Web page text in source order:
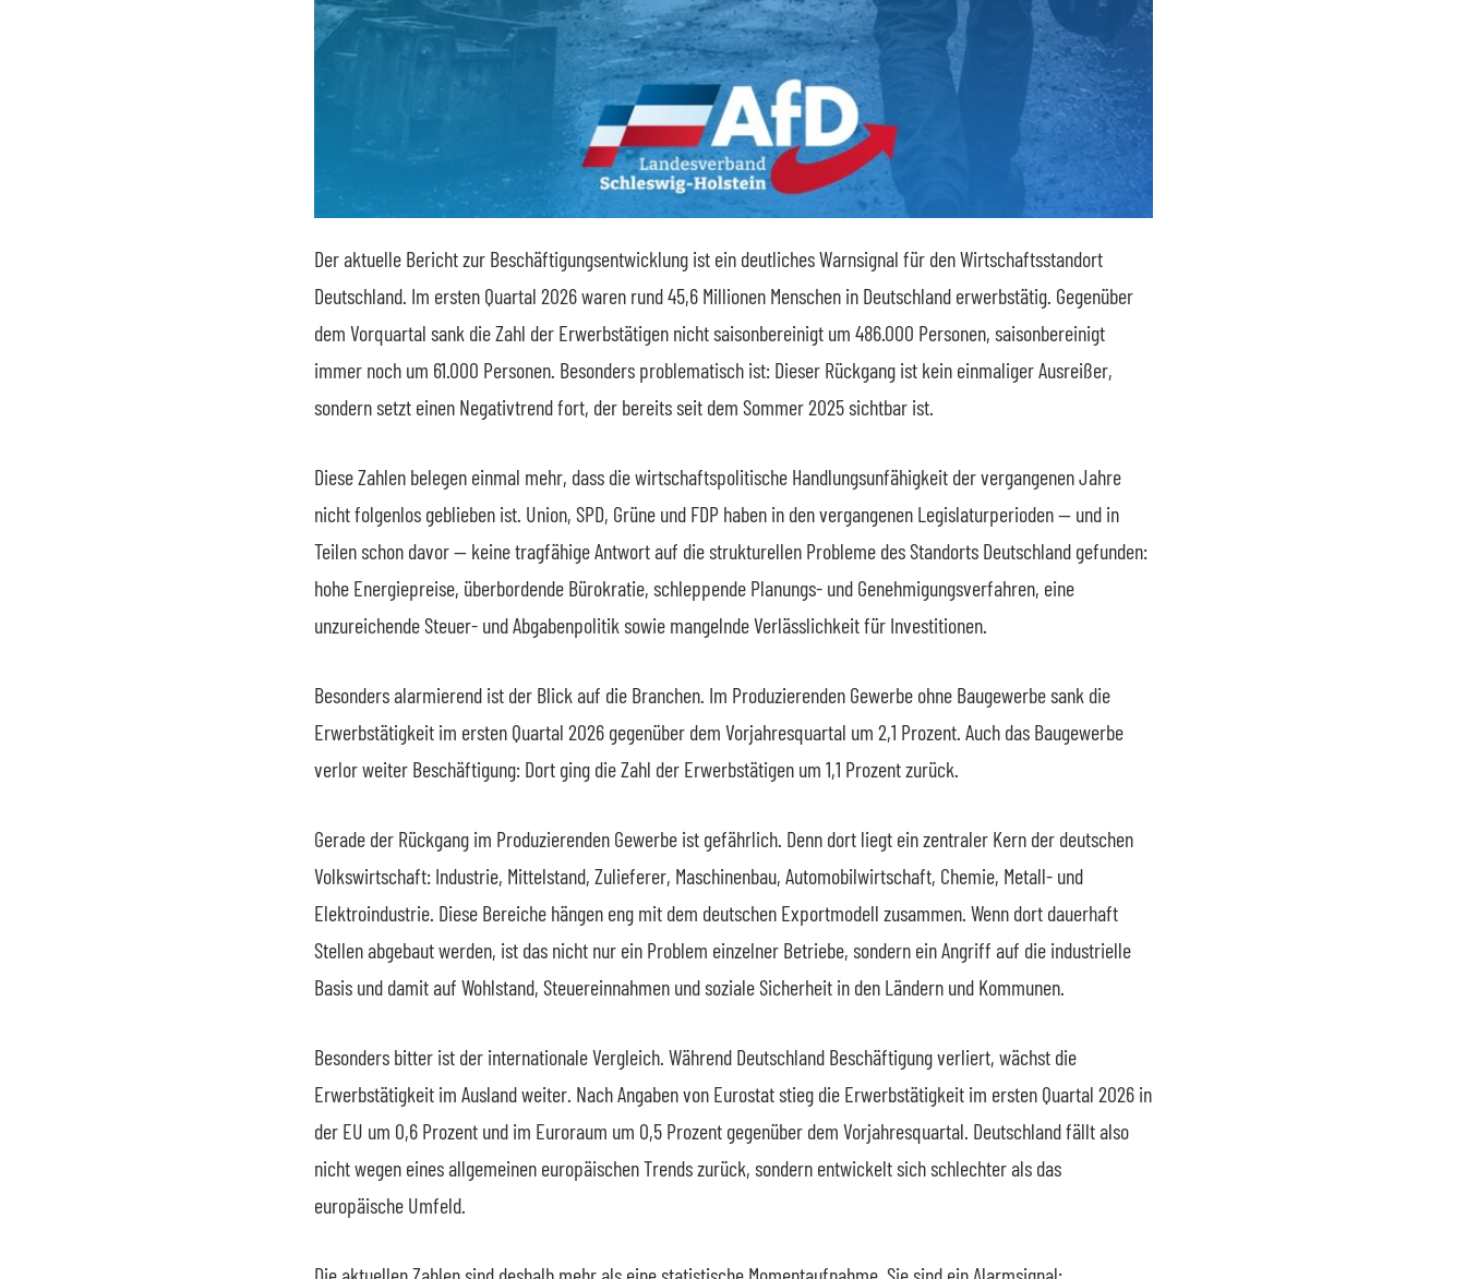
Der aktuelle Bericht zur Beschäftigungsentwicklung ist ein deutliches Warnsignal für den Wirtschaftsstandort
Deutschland. Im ersten Quartal 2026 waren rund 45,6 Millionen Menschen in Deutschland erwerbstätig. Gegenüber
dem Vorquartal sank die Zahl der Erwerbstätigen nicht saisonbereinigt um 486.000 Personen, saisonbereinigt
immer noch um 61.000 Personen. Besonders problematisch ist: Dieser Rückgang ist kein einmaliger Ausreißer,
sondern setzt einen Negativtrend fort, der bereits seit dem Sommer 2025 sichtbar ist.
Diese Zahlen belegen einmal mehr, dass die wirtschaftspolitische Handlungsunfähigkeit der vergangenen Jahre
nicht folgenlos geblieben ist. Union, SPD, Grüne und FDP haben in den vergangenen Legislaturperioden — und in
Teilen schon davor — keine tragfähige Antwort auf die strukturellen Probleme des Standorts Deutschland gefunden:
hohe Energiepreise, überbordende Bürokratie, schleppende Planungs- und Genehmigungsverfahren, eine
unzureichende Steuer- und Abgabenpolitik sowie mangelnde Verlässlichkeit für Investitionen.
Besonders alarmierend ist der Blick auf die Branchen. Im Produzierenden Gewerbe ohne Baugewerbe sank die
Erwerbstätigkeit im ersten Quartal 2026 gegenüber dem Vorjahresquartal um 2,1 Prozent. Auch das Baugewerbe
verlor weiter Beschäftigung: Dort ging die Zahl der Erwerbstätigen um 1,1 Prozent zurück.
Gerade der Rückgang im Produzierenden Gewerbe ist gefährlich. Denn dort liegt ein zentraler Kern der deutschen
Volkswirtschaft: Industrie, Mittelstand, Zulieferer, Maschinenbau, Automobilwirtschaft, Chemie, Metall- und
Elektroindustrie. Diese Bereiche hängen eng mit dem deutschen Exportmodell zusammen. Wenn dort dauerhaft
Stellen abgebaut werden, ist das nicht nur ein Problem einzelner Betriebe, sondern ein Angriff auf die industrielle
Basis und damit auf Wohlstand, Steuereinnahmen und soziale Sicherheit in den Ländern und Kommunen.
Besonders bitter ist der internationale Vergleich. Während Deutschland Beschäftigung verliert, wächst die
Erwerbstätigkeit im Ausland weiter. Nach Angaben von Eurostat stieg die Erwerbstätigkeit im ersten Quartal 2026 in
der EU um 0,6 Prozent und im Euroraum um 0,5 Prozent gegenüber dem Vorjahresquartal. Deutschland fällt also
nicht wegen eines allgemeinen europäischen Trends zurück, sondern entwickelt sich schlechter als das
europäische Umfeld.